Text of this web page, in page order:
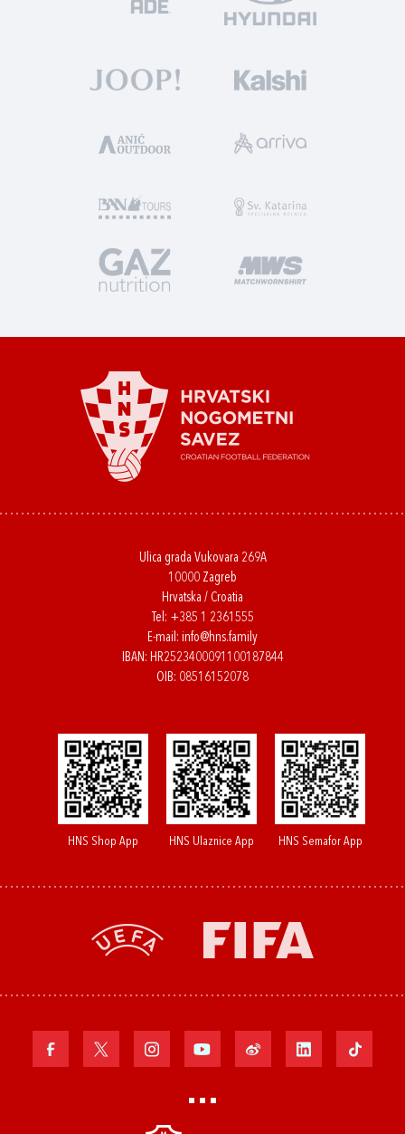
Ulica grada Vukovara 269A
10000 Zagreb
Hrvatska / Croatia
Tel: +385 1 2361555
E-mail: info@hns.family
IBAN: HR2523400091100187844
OIB: 08516152078
HNS Shop App HNS Ulaznice App HNS Semafor App